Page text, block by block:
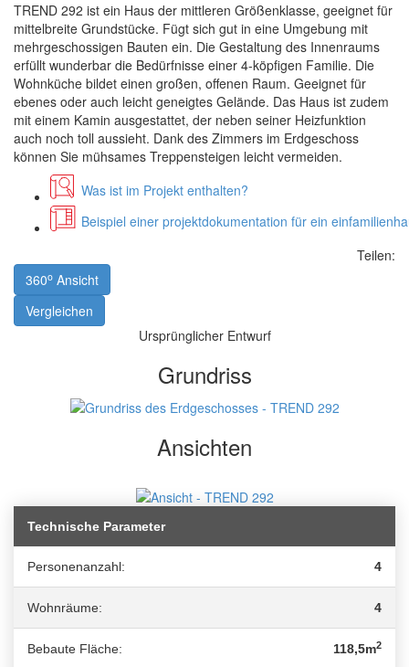
TREND 292 ist ein Haus der mittleren Größenklasse, geeignet für
mittelbreite Grundstücke. Fügt sich gut in eine Umgebung mit
mehrgeschossigen Bauten ein. Die Gestaltung des Innenraums
erfüllt wunderbar die Bedürfnisse einer 4-köpfigen Familie. Die
Wohnküche bildet einen großen, offenen Raum. Geeignet für
ebenes oder auch leicht geneigtes Gelände. Das Haus ist zudem
mit einem Kamin ausgestattet, der neben seiner Heizfunktion
auch noch toll aussieht. Dank des Zimmers im Erdgeschoss
können Sie mühsames Treppensteigen leicht vermeiden.
Was ist im Projekt enthalten?
Beispiel einer projektdokumentation für ein
Teilen:
360o Ansicht
Vergleichen
Ursprünglicher Entwurf
Grundriss
Ansichten
Technische Parameter
Personenanzahl: 4
Wohnräume: 4
Bebaute Fläche: 118,5m2